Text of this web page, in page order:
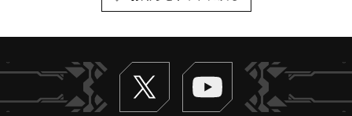
Twitter ヴァンガードch